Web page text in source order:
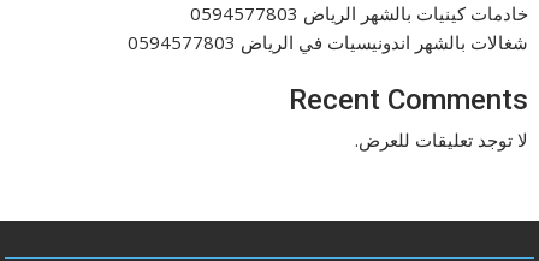
خادمات كينيات بالشهر الرياض 0594577803
شغالات بالشهر اندونيسيات في الرياض 0594577803
Recent Comments
لا توجد تعليقات للعرض.